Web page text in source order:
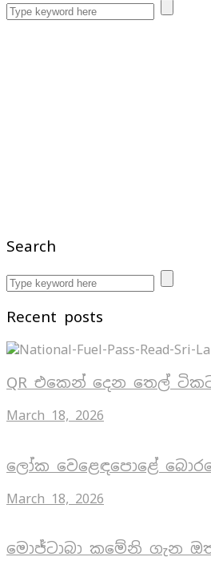
Search
Recent posts
QR එකෙන් දෙන තෙල්
March 18, 2026
ලෝක වෙළෙඳපොළේ
March 18, 2026
මොජ්ටාබා කමේනි ගැන